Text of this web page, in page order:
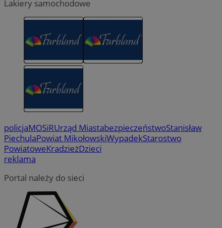
Lakiery samochodowe
policjaMOSiRUrząd MiastabezpieczeństwoStanisław
PiechulaPowiat MikołowskiWypadekStarostwo
PowiatoweKradzieżDzieci
reklama
Portal należy do sieci